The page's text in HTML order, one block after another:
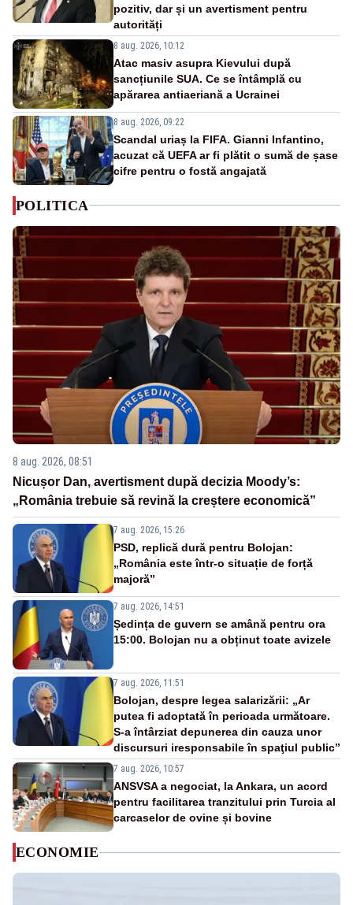
pozitiv, dar și un avertisment pentru
autorități
8 aug. 2026, 10:12
Atac masiv asupra Kievului după
sancțiunile SUA. Ce se întâmplă cu
apărarea antiaeriană a Ucrainei
8 aug. 2026, 09:22
Scandal uriaș la FIFA. Gianni Infantino,
acuzat că UEFA ar fi plătit o sumă de șase
cifre pentru o fostă angajată
POLITICA
8 aug. 2026, 08:51
Nicușor Dan, avertisment după decizia Moody’s:
„România trebuie să revină la creștere economică”
7 aug. 2026, 15:26
PSD, replică dură pentru Bolojan:
„România este într-o situație de forță
majoră”
7 aug. 2026, 14:51
Ședința de guvern se amână pentru ora
15:00. Bolojan nu a obținut toate avizele
7 aug. 2026, 11:51
Bolojan, despre legea salarizării: „Ar
putea fi adoptată în perioada următoare.
S-a întârziat depunerea din cauza unor
discursuri iresponsabile în spaţiul public”
7 aug. 2026, 10:57
ANSVSA a negociat, la Ankara, un acord
pentru facilitarea tranzitului prin Turcia al
carcaselor de ovine și bovine
ECONOMIE